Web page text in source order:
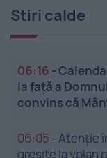
Stiri calde
06:16 -
la față a
convins că
06:05 -Atenție
greșite la volan